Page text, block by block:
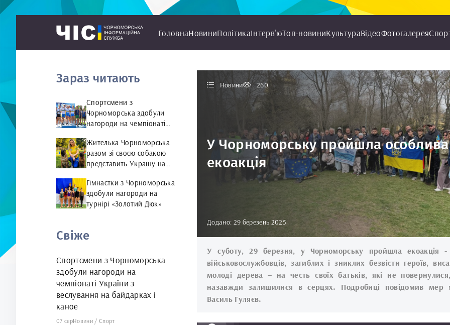
ГоловнаНовиниПолітикаІнтерв'юТоп-новиниКультураВідеоФотогалерея
Новини 260
У Чорноморську пройшла особлива
екоакція
Додано: 29 березень 2025
У суботу, 29 березня, у Чорноморську пройшла екоакція -
військовослужбовців, загиблих і зниклих безвісти героїв,
молоді дерева – на честь своїх батьків, які не
назавжди залишилися в серцях. Подробиці повідомив мер
Василь Гуляєв.
Зараз читають
Спортсмени з
Чорноморська здобули
нагороди на чемпіонаті
байдарках і каное
Жителька Чорноморська
разом зі своєю собакою
представить Україну на
світу з Rally Obedience
Гімнастки з Чорноморська
здобули нагороди на
турнірі «Золотий Дюк»
Свіже
Спортсмени з Чорноморська
здобули нагороди на
чемпіонаті України з
веслування на байдарках і
каное
07 серНовини /Спорт